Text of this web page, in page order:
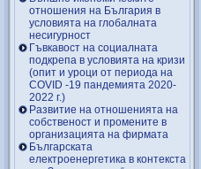
отношения на България в
условията на глобалната
несигурност
Гъвкавост на социалната
подкрепа в условията на кризи
(опит и уроци от периода на
COVID -19 пандемията 2020-
2022 г.)
Развитие на отношенията на
собственост и промените в
организацията на фирмата
Българската
електроенергетика в контекста